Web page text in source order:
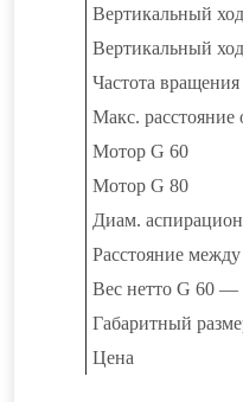
Вертикальный
Вертикальный
Частота
Макс. расстояние
Мотор G 60
Мотор G 80
Диам.
Расстояние
Вес нетто G 60 —
Габаритный
Цена